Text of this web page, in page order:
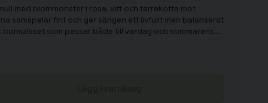
med blommönster i rosa, vitt och terrakotta mot
samspelar fint och ger sängen ett livfullt men balanserat
som passar både till vardag och sommarens